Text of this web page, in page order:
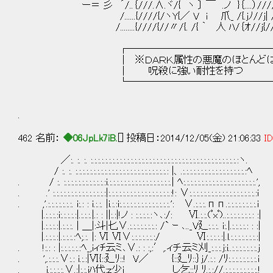
ー＝ 彡 ´/..｛///.∧.ヾ/{ ヽ 〕 ￣ .ノ }｛....）
/......{////{/ヽY{／ V i 爪_ /{.jﾉ//j|
/........{////{//〃/{. /{ ｀ 人 ﾊ/｛ｵ//ｊ
│ ※ＤＡＲＫ属性の悪魔のほとんど
│ 呪殺に強い耐性を持
462 名前： ◆06JpLk7iB. [] 投稿日：2014/12/05(金) 21:06:33
／:. :. :. :.:.:.:.:.:.:.:.:.:.:.:.:.:.:.:.:.:.:.:.:.:.:.:.:.:.:.:.:.:.:.:.:.:.:.:.:.:.:.:.:ヽ.
/ :. :. :.:.:.:.:.:.:.:.:.:.:.:.:.:.:.:.:.:.:.:.:.:.:.:.:.: |、.:.:.:.:.:.:.:.:.:.:.:.:.:.:.:.:.:.:ﾍ
. / :. :.:.:.:.:.:.:.:.:.:.:.:i.:.:.:.:.:.:.:.:.:.:.:.:.:.:.:.:.:.| ﾍ:.:.:.:.:.:.:.:.:.:.:.:.:.:.:.:.:.:.:.:.',
. .' :.:.:.:.:.:.:.:.:.:.:.:.:.:.:|:.:.:.:.:.:.:.:.:.:.:.:.:.:.:.:.:.:!: ∨:.:.:.:.:.:.:.:.:.:.:.:.:.:.:.:.:.:.:i
. ,'.:.:.:.:.:.:.:. i:.: : i.:.:. |i.:.:i:.:.:.:.:.:.:.:.:.:.:.:.:.:.': ∨.:.:.:.пп.:.:.:.:.:.:.:.:.i
|.:.:.:.:i:.:.:.:.:|.:.:.:.|.: : ||:.:|!ノ : :.:.:.:.:ヽ､:/: Ⅵ.:.:.(ﾟxﾟ)..:.:.:.:.:.:.:.: :|
|.:.:.:.:|.:.:.:. | ＿|:斗|匕∨.:.:.:.:.:.:.:.: /` ｰ ､.._V廴:.:.:. i:.|.:.:.:.:.: : :|
|.:.:.:.:|.:.:.:.:ﾍ;.:. |: Ⅵ Ⅵ∨:.:.:.:.:.:.:/ Ⅵ:.:.:.:.:|.l.:.:.:.:.:.:.:.:|
. !:.: : |:.:.:.:.:.:ﾍ_,iィﾁ云ミ､∨.: : :,:′,.ィチ云ミ刈
. ',.:.:.:.∨:.: i.:.:|Ⅵ{::廴ﾘ::! V／ {::廴ﾘ::｝j/.:.: /ﾘ:.:.:.:.:.:.:.:.i
. i.:.:.:.:.∨.:|:.:.iﾊ代:ｚ少j し乞::ﾘ ﾘ.:.://.:.:.:.:.:.:.:.:.:.!